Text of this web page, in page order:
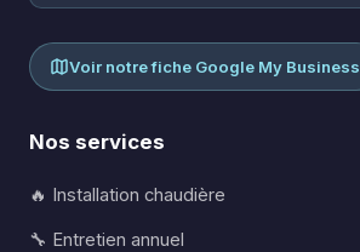
Voir notre fiche Google My Business
Nos services
🔥 Installation chaudière
🔧 Entretien annuel